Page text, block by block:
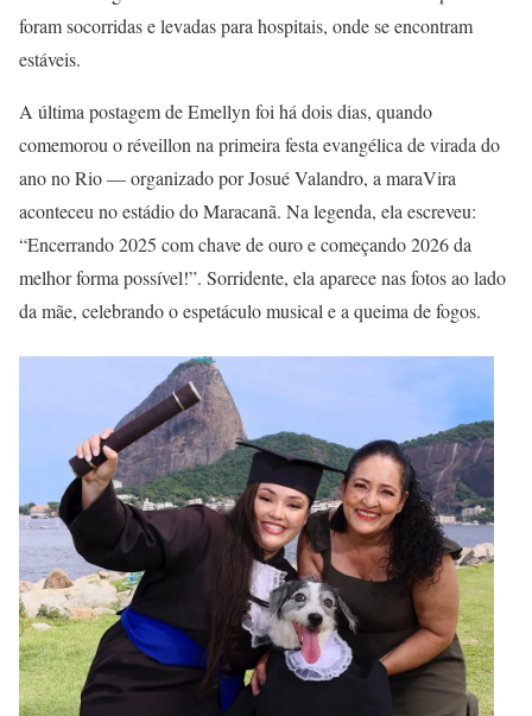
foram socorridas e levadas para hospitais, onde se encontram
estáveis.
A última postagem de Emellyn foi há dois dias, quando
comemorou o réveillon na primeira festa evangélica de virada do
ano no Rio — organizado por Josué Valandro, a maraVira
aconteceu no estádio do Maracanã. Na legenda, ela escreveu:
“Encerrando 2025 com chave de ouro e começando 2026 da
melhor forma possível!”. Sorridente, ela aparece nas fotos ao lado
da mãe, celebrando o espetáculo musical e a queima de fogos.